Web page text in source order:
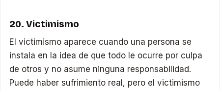
20. Victimismo
El victimismo aparece cuando una persona se
instala en la idea de que todo le ocurre por culpa
de otros y no asume ninguna responsabilidad.
Puede haber sufrimiento real, pero el victimismo